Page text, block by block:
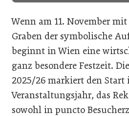
Wenn am 11. November
Graben der symbolische
beginnt in Wien eine
ganz besondere Festzeit.
2025/26 markiert den Start
Veranstaltungsjahr, das
sowohl in puncto